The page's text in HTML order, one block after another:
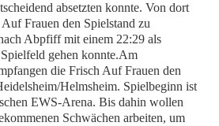
absetzten konnte. Von dort
Frauen den Spielstand zu
Abpfiff mit einem 22:29 als
gehen konnte.Am
die Frisch Auf Frauen den
Helmsheim. Spielbeginn ist
EWS-Arena. Bis dahin wollen
Schwächen arbeiten, um